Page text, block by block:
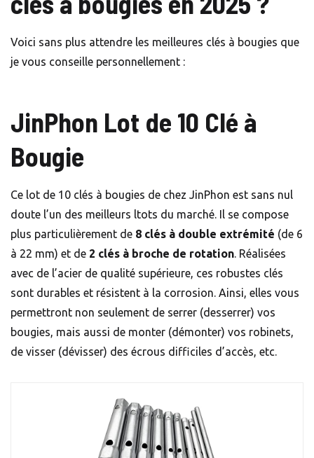
Voici sans plus attendre les meilleures clés à bougies que
je vous conseille personnellement :
JinPhon Lot de 10 Clé à
Bougie
Ce lot de 10 clés à bougies de chez JinPhon est sans nul
doute l’un des meilleurs ltots du marché. Il se compose
plus particulièrement de 8 clés à double extrémité (de 6
à 22 mm) et de 2 clés à broche de rotation. Réalisées
avec de l’acier de qualité supérieure, ces robustes clés
sont durables et résistent à la corrosion. Ainsi, elles vous
permettront non seulement de serrer (desserrer) vos
bougies, mais aussi de monter (démonter) vos robinets,
de visser (dévisser) des écrous difficiles d’accès, etc.